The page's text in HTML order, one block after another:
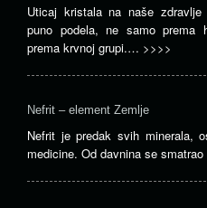
Uticaj kristala na naše
puno podela, ne samo prema
prema krvnoj grupi.… >>>>
Nefrit – element Zemlje
Nefrit je predak svih minerala,
medicine. Od davnina se